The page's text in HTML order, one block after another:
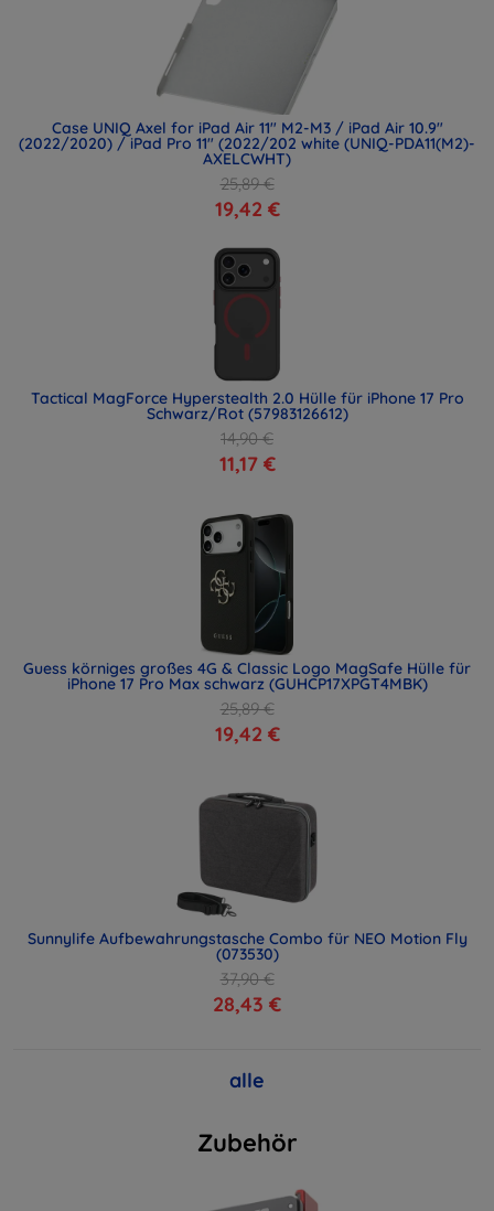
Case UNIQ Axel for iPad Air 11" M2-M3 / iPad Air 10.9"
(2022/2020) / iPad Pro 11" (2022/202 white (UNIQ-PDA11(M2)-
AXELCWHT)
25,89 €
19,42 €
Tactical MagForce Hyperstealth 2.0 Hülle für iPhone 17 Pro
Schwarz/Rot (57983126612)
14,90 €
11,17 €
Guess körniges großes 4G & Classic Logo MagSafe Hülle für
iPhone 17 Pro Max schwarz (GUHCP17XPGT4MBK)
25,89 €
19,42 €
Sunnylife Aufbewahrungstasche Combo für NEO Motion Fly
(073530)
37,90 €
28,43 €
alle
Zubehör